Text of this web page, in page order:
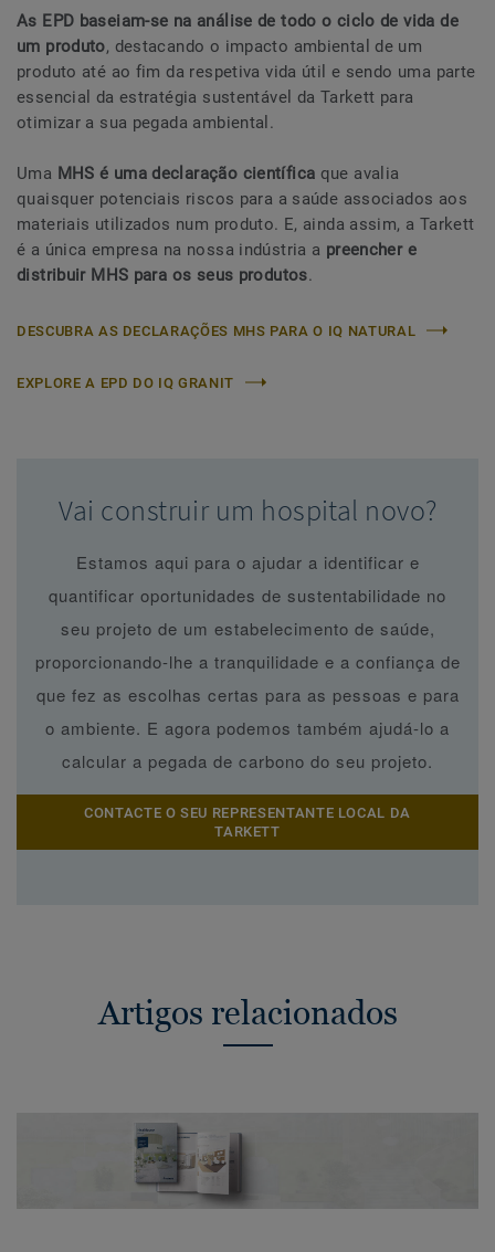
As EPD baseiam-se na análise de todo o ciclo de vida de
um produto, destacando o impacto ambiental de um
produto até ao fim da respetiva vida útil e sendo uma parte
essencial da estratégia sustentável da Tarkett para
otimizar a sua pegada ambiental.
Uma MHS é uma declaração científica que avalia
quaisquer potenciais riscos para a saúde associados aos
materiais utilizados num produto. E, ainda assim, a Tarkett
é a única empresa na nossa indústria a preencher e
distribuir MHS para os seus produtos.
DESCUBRA AS DECLARAÇÕES MHS PARA O IQ NATURAL
EXPLORE A EPD DO IQ GRANIT
Vai construir um hospital novo?
Estamos aqui para o ajudar a identificar e
quantificar oportunidades de sustentabilidade no
seu projeto de um estabelecimento de saúde,
proporcionando-lhe a tranquilidade e a confiança de
que fez as escolhas certas para as pessoas e para
o ambiente. E agora podemos também ajudá-lo a
calcular a pegada de carbono do seu projeto.
CONTACTE O SEU REPRESENTANTE LOCAL DA
TARKETT
Artigos relacionados